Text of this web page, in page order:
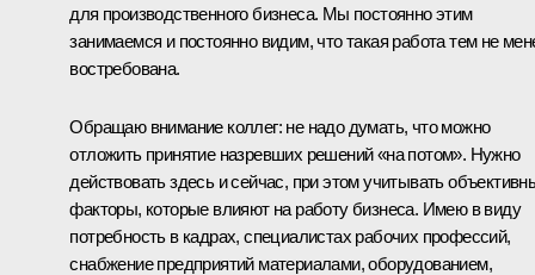
для производственного бизнеса. Мы постоянно этим
занимаемся и постоянно видим, что такая работа тем не
востребована.
Обращаю внимание коллег: не надо думать, что можно
отложить принятие назревших решений «на потом». Нужно
действовать здесь и сейчас, при этом учитывать
факторы, которые влияют на работу бизнеса. Имею в виду
потребность в кадрах, специалистах рабочих профессий,
снабжение предприятий материалами, оборудованием,